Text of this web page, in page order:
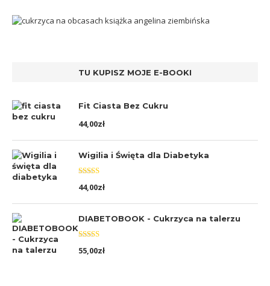
TU KUPISZ MOJE E-BOOKI
Fit Ciasta Bez Cukru
44,00zł
Wigilia i Święta dla Diabetyka
Oceniono
5.00na 5
44,00zł
DIABETOBOOK - Cukrzyca na talerzu
Oceniono
5.00na 5
55,00zł